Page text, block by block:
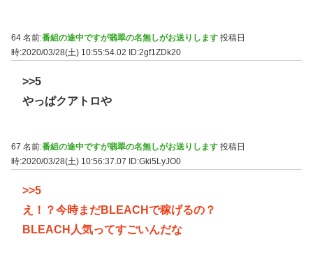
64 名前:番組の途中ですが翡翠の名無しがお送りします 投稿日
時:2020/03/28(土) 10:55:54.02 ID:2gf1ZDk20
>>5
やっぱクアトロや
67 名前:番組の途中ですが翡翠の名無しがお送りします 投稿日
時:2020/03/28(土) 10:56:37.07
ID:Gki5LyJO0
>>5
え！？今時まだBLEACHで稼げるの？
BLEACH人気ってすごいんだな